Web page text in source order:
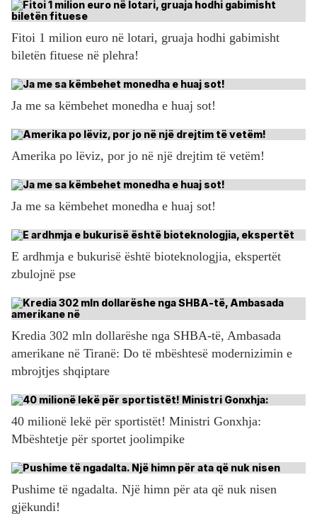
Fitoi 1 milion euro në lotari, gruaja hodhi gabimisht
biletën fituese në plehra!
Ja me sa këmbehet monedha e huaj sot!
Amerika po lëviz, por jo në një drejtim të vetëm!
Ja me sa këmbehet monedha e huaj sot!
E ardhmja e bukurisë është bioteknologjia, ekspertët
zbulojnë pse
Kredia 302 mln dollarëshe nga SHBA-të, Ambasada
amerikane në Tiranë: Do të mbështesë modernizimin e
mbrojtjes shqiptare
40 milionë lekë për sportistët! Ministri Gonxhja:
Mbështetje për sportet joolimpike
Pushime të ngadalta. Një himn për ata që nuk nisen
gjëkundi!